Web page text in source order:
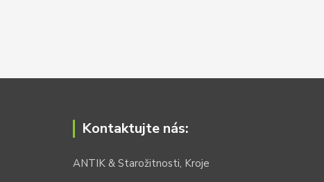
Kontaktujte nás:
ANTIK & Starožitnosti, Kroje